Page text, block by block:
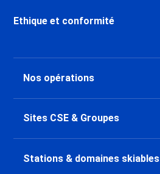
Ethique et conformité
Nos opérations
Sites CSE & Groupes
Stations & domaines skiables